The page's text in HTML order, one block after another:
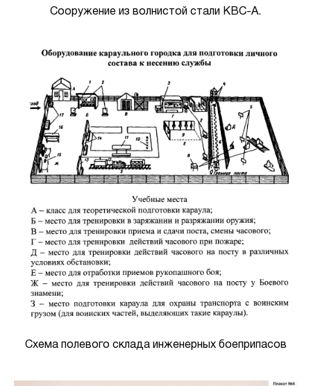
Сооружение из волнистой стали КВС-А.
Схема полевого склада инженерных боеприпасов